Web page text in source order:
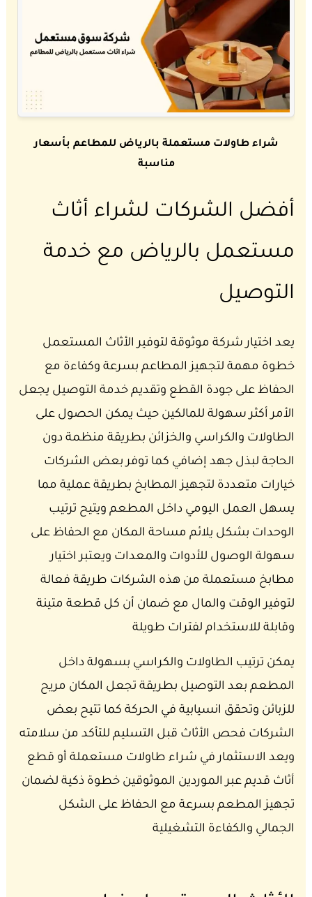
شراء طاولات مستعملة بالرياض للمطاعم بأسعار
مناسبة
أفضل الشركات لشراء أثاث
مستعمل بالرياض مع خدمة
التوصيل
يعد اختيار شركة موثوقة لتوفير الأثاث المستعمل
خطوة مهمة لتجهيز المطاعم بسرعة وكفاءة مع
الحفاظ على جودة القطع وتقديم خدمة التوصيل يجعل
الأمر أكثر سهولة للمالكين حيث يمكن الحصول على
الطاولات والكراسي والخزائن بطريقة منظمة دون
الحاجة لبذل جهد إضافي كما توفر بعض الشركات
خيارات متعددة لتجهيز المطابخ بطريقة عملية مما
يسهل العمل اليومي داخل المطعم ويتيح ترتيب
الوحدات بشكل يلائم مساحة المكان مع الحفاظ على
سهولة الوصول للأدوات والمعدات ويعتبر اختيار
مطابخ مستعملة من هذه الشركات طريقة فعالة
لتوفير الوقت والمال مع ضمان أن كل قطعة متينة
وقابلة للاستخدام لفترات طويلة
يمكن ترتيب الطاولات والكراسي بسهولة داخل
المطعم بعد التوصيل بطريقة تجعل المكان مريح
للزبائن وتحقق انسيابية في الحركة كما تتيح بعض
الشركات فحص الأثاث قبل التسليم للتأكد من سلامته
ويعد الاستثمار في شراء طاولات مستعملة أو قطع
أثاث قديم عبر الموردين الموثوقين خطوة ذكية لضمان
تجهيز المطعم بسرعة مع الحفاظ على الشكل
الجمالي والكفاءة التشغيلية